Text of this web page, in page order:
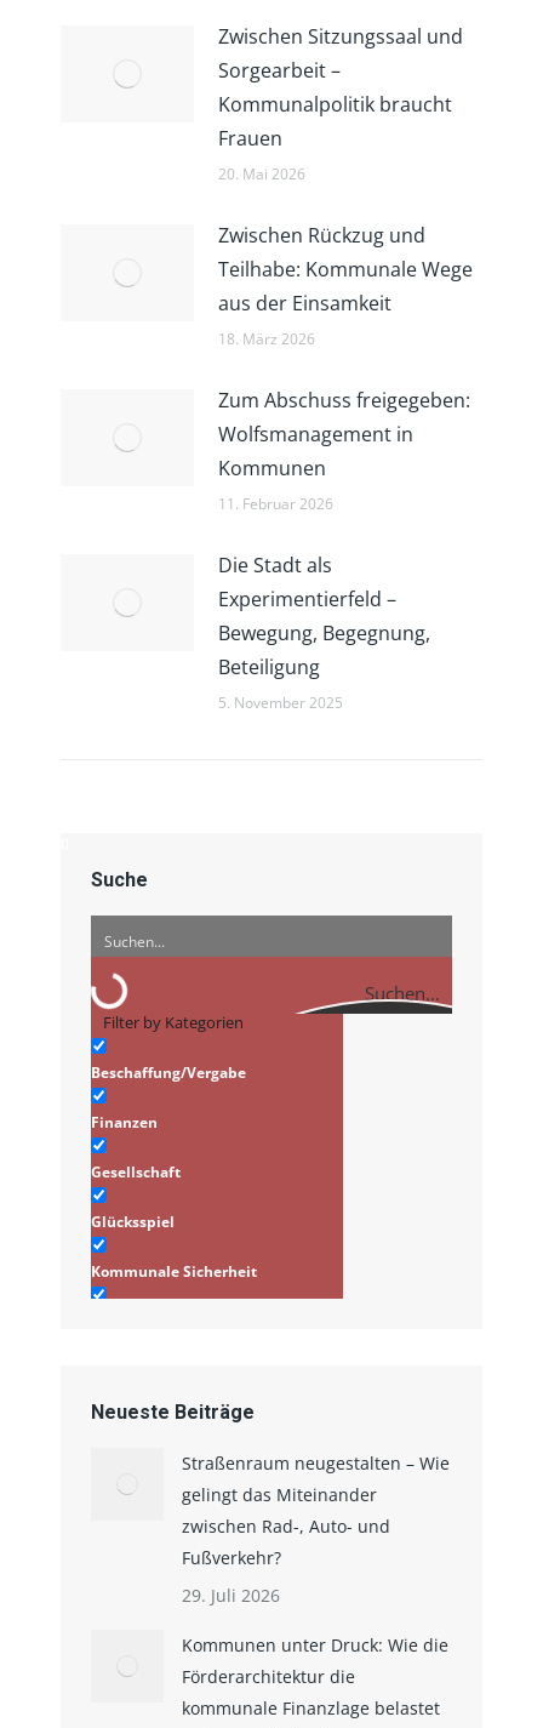
Zwischen Sitzungssaal und
Sorgearbeit –
Kommunalpolitik braucht
Frauen
20. Mai 2026
Zwischen Rückzug und
Teilhabe: Kommunale Wege
aus der Einsamkeit
18. März 2026
Zum Abschuss freigegeben:
Wolfsmanagement in
Kommunen
11. Februar 2026
Die Stadt als
Experimentierfeld –
Bewegung, Begegnung,
Beteiligung
5. November 2025
Suche
Suchen...
Filter by Kategorien
Beschaffung/Vergabe
Finanzen
Gesellschaft
Glücksspiel
Kommunale Sicherheit
Neueste Beiträge
Straßenraum neugestalten – Wie
gelingt das Miteinander
zwischen Rad-, Auto- und
Fußverkehr?
29. Juli 2026
Kommunen unter Druck: Wie die
Förderarchitektur die
kommunale Finanzlage belastet